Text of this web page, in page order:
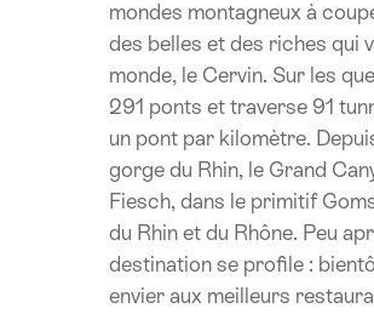
mondes montagneux à
des belles et des riches qui
monde, le Cervin. Sur les
291 ponts et traverse 91
un pont par kilomètre.
gorge du Rhin, le Grand
Fiesch, dans le primitif
du Rhin et du Rhône. Peu
destination se profile :
envier aux meilleurs